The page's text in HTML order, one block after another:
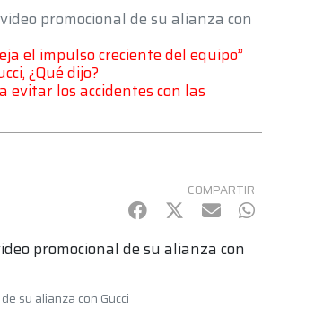
promocional de su alianza con
el impulso creciente del equipo”
¿Qué dijo?
evitar los accidentes con las
COMPARTIR
Facebook
Twitter
mail WhatsApp
su alianza con Gucci